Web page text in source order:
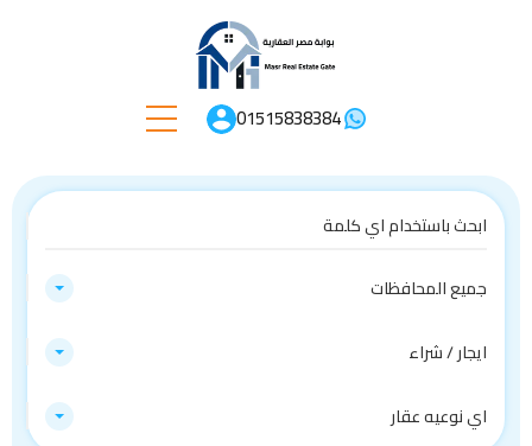
01515838384
جميع المحافظات
ايجار / شراء
اي نوعيه عقار